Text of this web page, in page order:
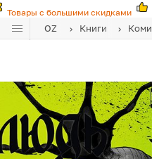
Товары с большими скидками
OZ Книги